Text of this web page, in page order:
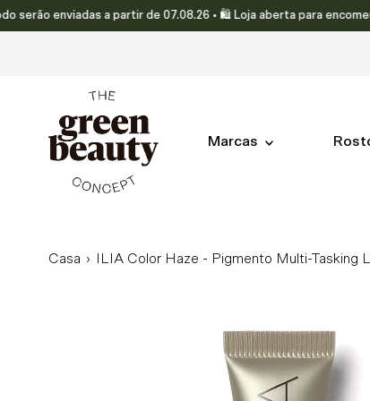
Translation missing: pt-PT.accessibility.skip_to_text
enviadas a partir de 07.08.26 • 🛍️ Loja aberta para encomendas.
Marcas
Casa › ILIA Color Haze - Pigmento Multi-Tasking